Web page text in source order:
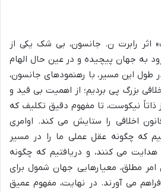
اثر رابرت ن. جانسون، بی شک یکی از
به جهان پیچیده و در عین حال الهام
این مسیر، با رهنمودهای جانسون،
بزرگ پی بردیم؛ از اهمیت بی قید و
ذاتاً نیکوست، تا مفهوم دقیق تکلیف که
اخلاقی را ستایش می کند. اوامری
که چگونه عقل عملی ما را در مسیر
می کنند، و دریافتیم که چگونه
مطلق، معیارهایی جهان شمول برای
می آورند. در نهایت، مفهوم عمیق